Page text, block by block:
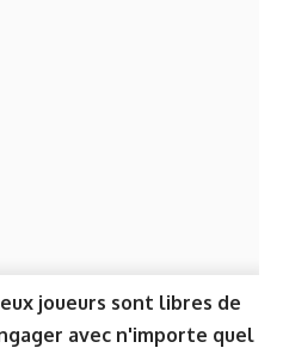
joueurs sont libres de
avec n'importe quel